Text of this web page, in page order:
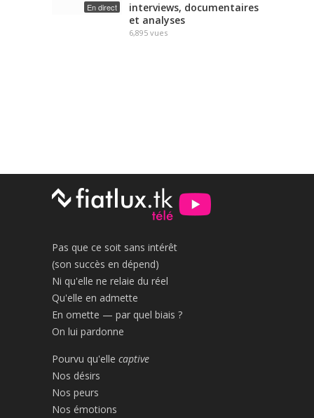
En direct
interviews, documentaires
et analyses
6,895 vues
Pas que ce soit sans intérêt
(son succès en dépend)
Ni qu'elle ne relaie du réel
Qu'elle en admette
En omette — par quel biais ?
On lui pardonne
Pourvu qu'elle captive
Nos désirs
Nos peurs
Nos émotions